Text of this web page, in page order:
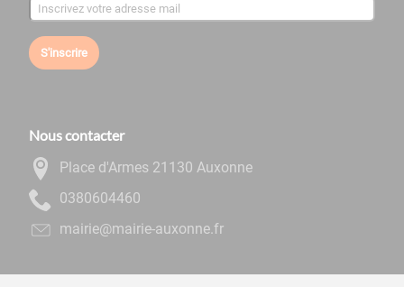
S'inscrire
Nous contacter
Place d'Armes 21130 Auxonne
0644060830
rf.ennoxua-eiriam@eiriam